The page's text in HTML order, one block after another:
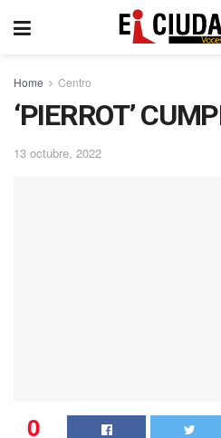
Home Centro
‘PIERROT’
13 octubre, 2022
0